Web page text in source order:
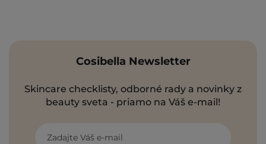
Cosibella Newsletter
Skincare checklisty, odborné rady a novinky z
beauty sveta - priamo na Váš e-mail!
Zadajte Váš e-mail